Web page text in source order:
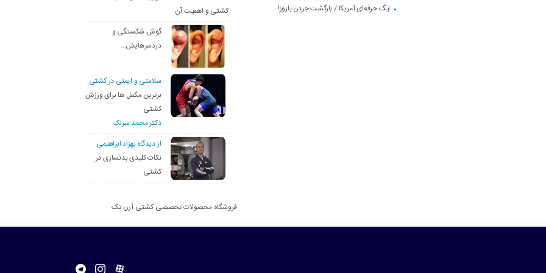
لیگ حرفه‌ای آمریکا / بازگشت جردن باروز!
کشتی و اهمیت آن
گوش شکستگی و
دردسرهایش…
سلامتی و ایمنی در کشتی
برترین مکمل ها برای ورزش
کشتی
دکتر محمد سرلک
از دیدگاه بهزاد ابراهیمی
نکات کلیدی بدنسازی در
کشتی
فروشگاه محصولات تخصصی کشتی آرن تک